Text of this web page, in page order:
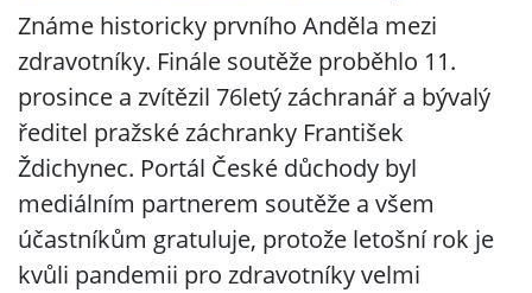
Známe historicky prvního Anděla mezi
zdravotníky. Finále soutěže proběhlo 11.
prosince a zvítězil 76letý záchranář a bývalý
ředitel pražské záchranky František
Ždichynec. Portál České důchody byl
mediálním partnerem soutěže a všem
účastníkům gratuluje, protože letošní rok je
kvůli pandemii pro zdravotníky velmi